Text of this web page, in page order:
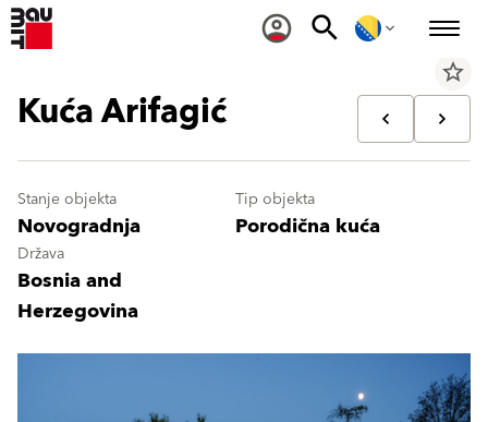
star_border
Kuća Arifagić
Stanje objekta
Novogradnja
Tip objekta
Porodična kuća
Država
Bosnia and
Herzegovina